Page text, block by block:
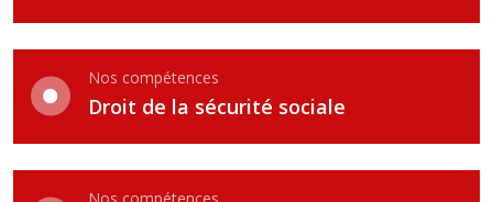
Nos compétences
Droit de la sécurité sociale
Nos compétences